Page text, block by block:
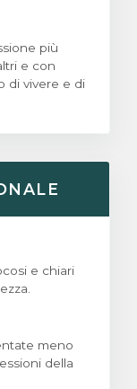
più
e con
di vivere e di
e chiari
meno
della